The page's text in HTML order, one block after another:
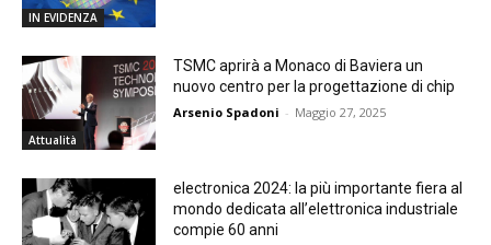
IN EVIDENZA
Attualità
TSMC aprirà a Monaco di Baviera un
nuovo centro per la progettazione di chip
Arsenio Spadoni - Maggio 27, 2025
electronica 2024: la più importante fiera al
mondo dedicata all’elettronica industriale
compie 60 anni